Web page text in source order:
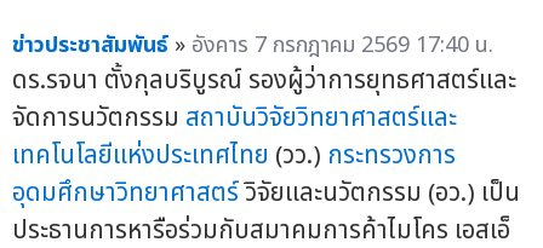
ข่าวประชาสัมพันธ์ » อังคาร 7 กรกฎาคม 2569 17:40 น.
ดร.รจนา ตั้งกุลบริบูรณ์ รองผู้ว่าการยุทธศาสตร์และ
จัดการนวัตกรรม สถาบันวิจัยวิทยาศาสตร์และ
เทคโนโลยีแห่งประเทศไทย (วว.) กระทรวงการ
อุดมศึกษาวิทยาศาสตร์วิจัยและนวัตกรรม (อว.) เป็น
ประธานการหารือร่วมกับสมาคมการค้าไมโคร เอสเอ็